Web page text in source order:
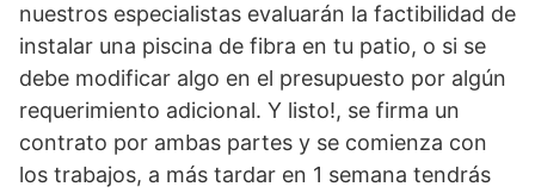
nuestros especialistas evaluarán la factibilidad de
instalar una piscina de fibra en tu patio, o si se
debe modificar algo en el presupuesto por algún
requerimiento adicional. Y listo!, se firma un
contrato por ambas partes y se comienza con
los trabajos, a más tardar en 1 semana tendrás